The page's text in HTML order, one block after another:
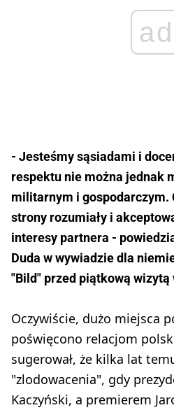
ad
- Jesteśmy sąsiadami i
respektu nie można jednak
militarnym i gospodarczym.
strony rozumiały i
interesy partnera -
Duda w wywiadzie dla
"Bild" przed piątkową wizytą
Oczywiście, dużo miejsca
poświęcono relacjom
sugerował, że kilka lat
"zlodowacenia", gdy
Kaczyński, a premierem